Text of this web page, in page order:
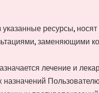
ресурсы,
заменяющими
лечение и